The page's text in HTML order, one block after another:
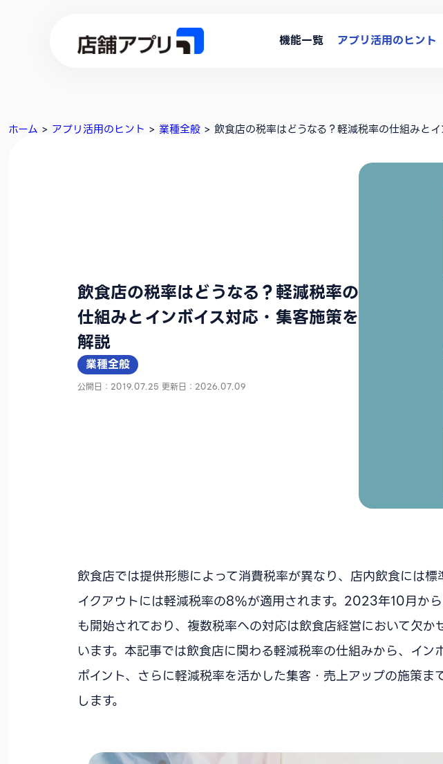
機能一覧 アプリ活用のヒント
ホーム > アプリ活用のヒント > 業種全般 > 飲食店の税率はどうなる？軽減税率の仕組みと
飲食店の税率はどうなる？軽減税率の
仕組みとインボイス対応・集客施策を
解説
業種全般
公開日：2019.07.25 更新日：2026.07.09
飲食店では提供形態によって消費税率が異なり、店内飲食には
イクアウトには軽減税率の8%が適用されます。2023年10月か
も開始されており、複数税率への対応は飲食店経営において欠か
います。本記事では飲食店に関わる軽減税率の仕組みから、イン
ポイント、さらに軽減税率を活かした集客・売上アップの施策ま
します。